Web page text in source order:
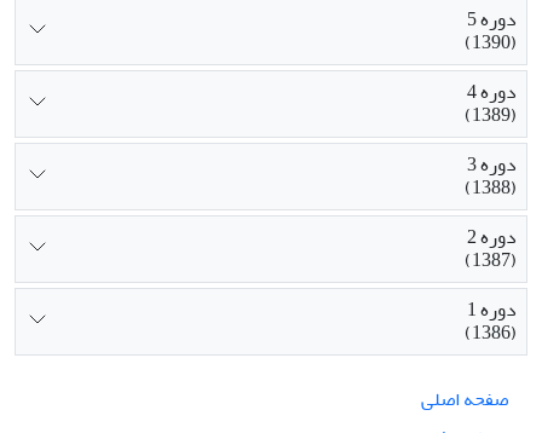
دوره 5
(1390)
دوره 4
(1389)
دوره 3
(1388)
دوره 2
(1387)
دوره 1
(1386)
صفحه اصلی